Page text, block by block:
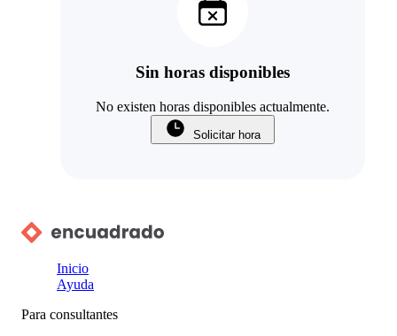
Sin horas disponibles
No existen horas disponibles actualmente.
Solicitar hora
Inicio
Ayuda
Para consultantes